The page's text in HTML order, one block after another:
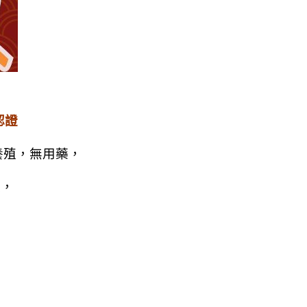
證
，無用藥，